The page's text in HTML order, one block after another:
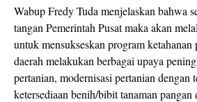
Wabup Fredy Tuda menjelaskan bahwa
tangan Pemerintah Pusat maka akan
untuk mensukseskan program ketahanan
daerah melakukan berbagai upaya
pertanian, modernisasi pertanian dengan
ketersediaan benih/bibit tanaman